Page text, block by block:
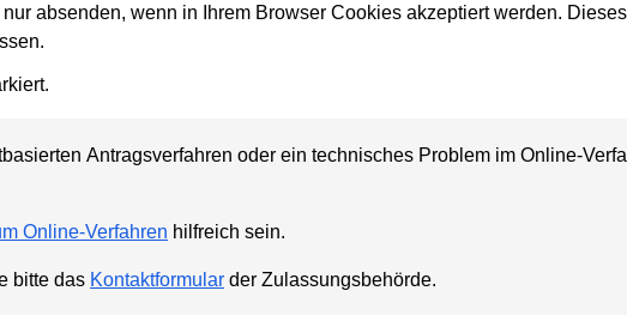
absenden, wenn in Ihrem Browser Cookies akzeptiert werden.
Antragsverfahren oder ein technisches Problem im Online-
Online-Verfahren hilfreich sein.
bitte das Kontaktformular der Zulassungsbehörde.